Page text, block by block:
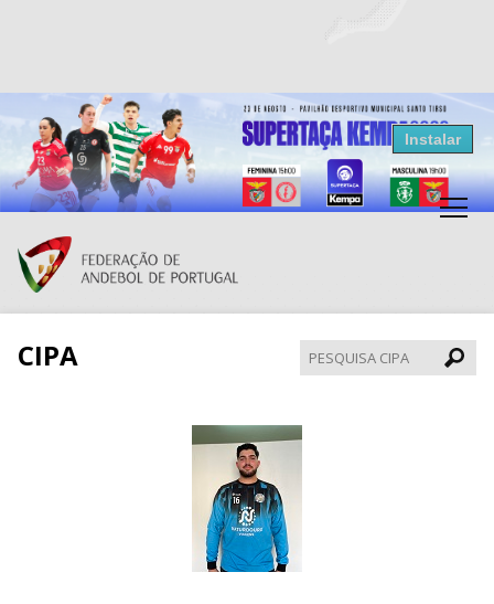
Resultados Andebol
Federação de Andebol de Portugal
Grátis - Disponivel na Play Store
Instalar
CIPA
CIPA